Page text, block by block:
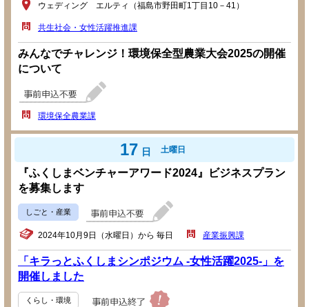
ウェディング エルティ（福島市野田町1丁目10－41）
共生社会・女性活躍推進課
みんなでチャレンジ！環境保全型農業大会2025の開催
について
環境保全農業課
17 日 土曜日
『ふくしまベンチャーアワード2024』ビジネスプラン
を募集します
しごと・産業
2024年10月9日（水曜日）から 毎日 産業振興課
「キラっとふくしまシンポジウム -女性活躍2025-」を
開催しました
くらし・環境